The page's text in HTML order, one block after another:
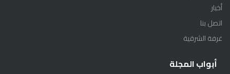
أخبار
اتصل بنا
غرفة الشرقية
أبواب المجلة